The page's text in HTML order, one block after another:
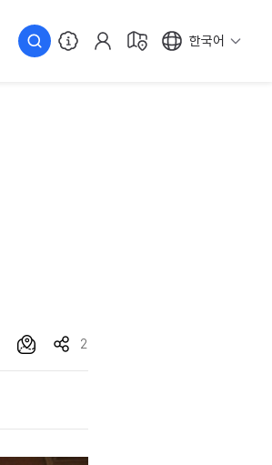
한국어
2